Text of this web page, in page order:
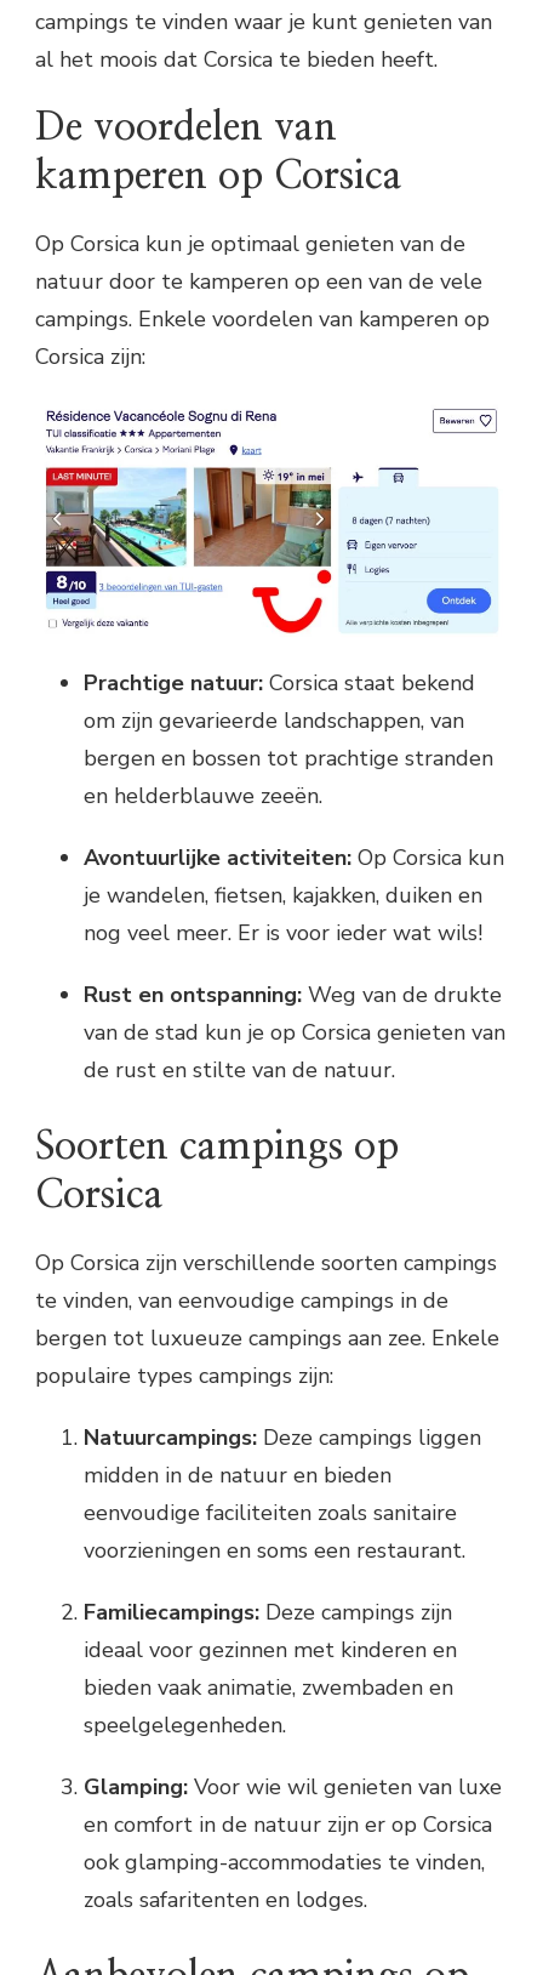
campings te vinden waar je kunt genieten van
al het moois dat Corsica te bieden heeft.
De voordelen van
kamperen op Corsica
Op Corsica kun je optimaal genieten van de
natuur door te kamperen op een van de vele
campings. Enkele voordelen van kamperen op
Corsica zijn:
Prachtige natuur: Corsica staat bekend
om zijn gevarieerde landschappen, van
bergen en bossen tot prachtige stranden
en helderblauwe zeeën.
Avontuurlijke activiteiten: Op Corsica kun
je wandelen, fietsen, kajakken, duiken en
nog veel meer. Er is voor ieder wat wils!
Rust en ontspanning: Weg van de drukte
van de stad kun je op Corsica genieten van
de rust en stilte van de natuur.
Soorten campings op
Corsica
Op Corsica zijn verschillende soorten campings
te vinden, van eenvoudige campings in de
bergen tot luxueuze campings aan zee. Enkele
populaire types campings zijn:
Natuurcampings: Deze campings liggen
midden in de natuur en bieden
eenvoudige faciliteiten zoals sanitaire
voorzieningen en soms een restaurant.
Familiecampings: Deze campings zijn
ideaal voor gezinnen met kinderen en
bieden vaak animatie, zwembaden en
speelgelegenheden.
Glamping: Voor wie wil genieten van luxe
en comfort in de natuur zijn er op Corsica
ook glamping-accommodaties te vinden,
zoals safaritenten en lodges.